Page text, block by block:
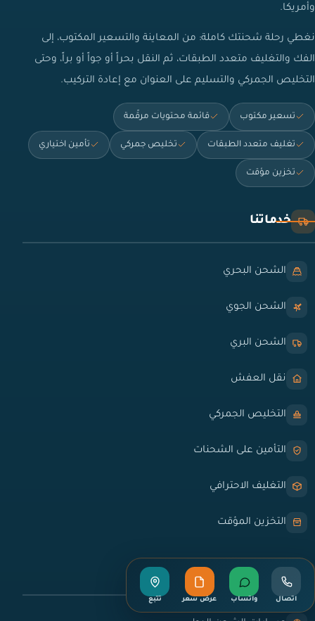
وأمريكا.
نغطي رحلة شحنتك كاملة: من المعاينة والتسعير المكتوب، إلى
الفك والتغليف متعدد الطبقات، ثم النقل بحراً أو جواً أو براً، وحتى
التخليص الجمركي والتسليم على العنوان مع إعادة التركيب.
تسعير مكتوب قائمة محتويات مرقّمة
تغليف متعدد الطبقات تخليص جمركي تأمين اختياري
تخزين مؤقت
خدماتنا
الشحن البحري
الشحن الجوي
الشحن البري
نقل العفش
التخليص الجمركي
التأمين على الشحنات
التغليف الاحترافي
التخزين المؤقت
روابط سريعة
اتصال واتساب عرض سعر تتبع